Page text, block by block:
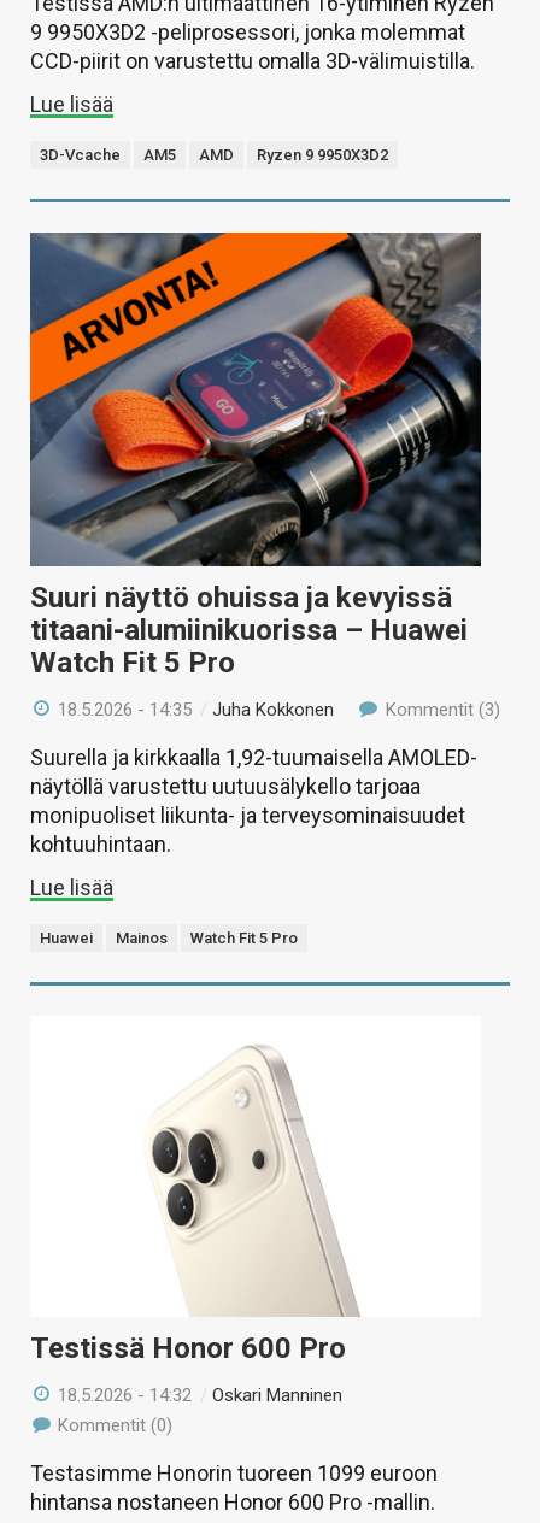
9 9950X3D2 -peliprosessori, jonka molemmat
CCD-piirit on varustettu omalla 3D-välimuistilla.
Lue lisää
3D-Vcache AM5 AMD Ryzen 9 9950X3D2
Suuri näyttö ohuissa ja kevyissä
titaani-alumiinikuorissa – Huawei
Watch Fit 5 Pro
18.5.2026 - 14:35 /Juha Kokkonen Kommentit (3)
Suurella ja kirkkaalla 1,92-tuumaisella AMOLED-
näytöllä varustettu uutuusälykello tarjoaa
monipuoliset liikunta- ja terveysominaisuudet
kohtuuhintaan.
Lue lisää
Huawei Mainos Watch Fit 5 Pro
Testissä Honor 600 Pro
18.5.2026 - 14:32 /Oskari Manninen
Kommentit (0)
Testasimme Honorin tuoreen 1099 euroon
hintansa nostaneen Honor 600 Pro -mallin.